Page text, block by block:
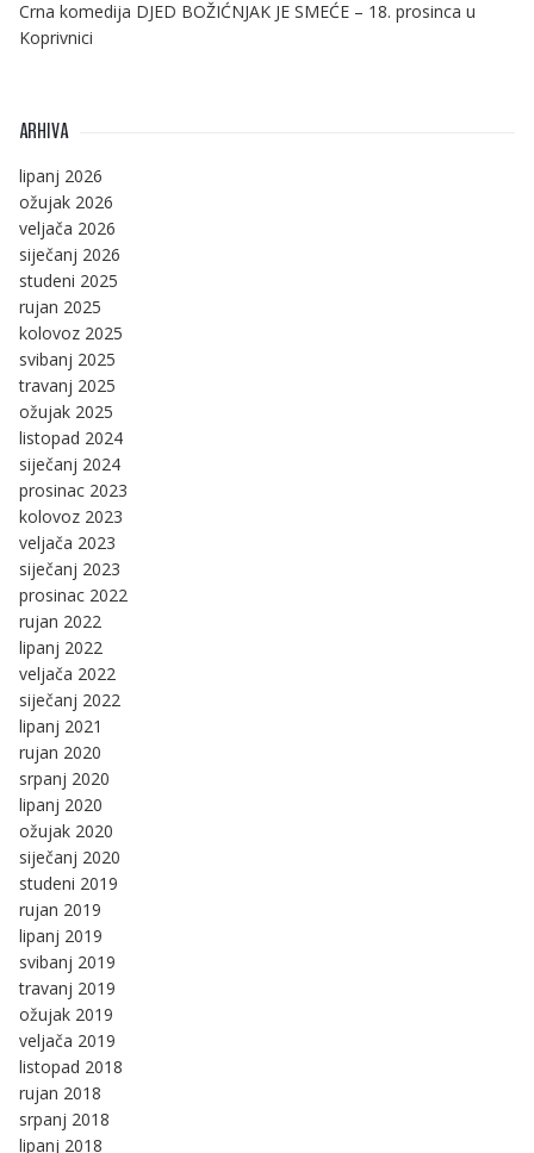
Crna komedija DJED BOŽIĆNJAK JE SMEĆE – 18. prosinca u
Koprivnici
ARHIVA
lipanj 2026
ožujak 2026
veljača 2026
siječanj 2026
studeni 2025
rujan 2025
kolovoz 2025
svibanj 2025
travanj 2025
ožujak 2025
listopad 2024
siječanj 2024
prosinac 2023
kolovoz 2023
veljača 2023
siječanj 2023
prosinac 2022
rujan 2022
lipanj 2022
veljača 2022
siječanj 2022
lipanj 2021
rujan 2020
srpanj 2020
lipanj 2020
ožujak 2020
siječanj 2020
studeni 2019
rujan 2019
lipanj 2019
svibanj 2019
travanj 2019
ožujak 2019
veljača 2019
listopad 2018
rujan 2018
srpanj 2018
lipanj 2018